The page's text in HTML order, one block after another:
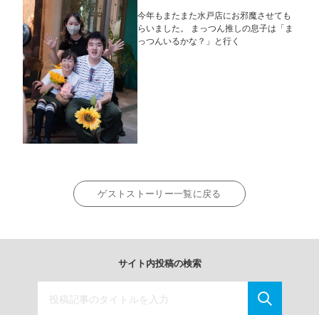
今年もまたまた水戸店にお邪魔させても
らいました。 まっつん推しの息子は「ま
っつんいるかな？」と行く
ゲストストーリー一覧に戻る
サイト内投稿の検索